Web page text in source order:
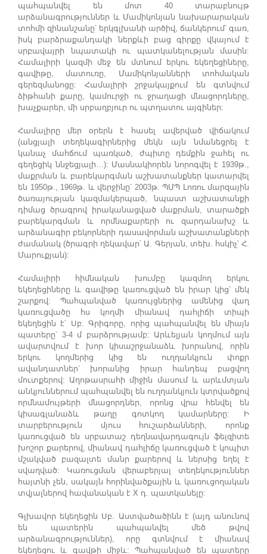
պահպանվել են մոտ 40 տարաբնույթ
արձանագրություններ և Մամիկոնյան նախարարական
տոհմի զինանշանը՝ երկգլխանի արծիվ, ճանկերում՝ գառ,
իսկ բարձրաքանդակի ներքևի բաց գիրքը վկայում է
սրբավայրի նպատակի ու պատկանելության մասին:
Համալիրի կազմի մեջ են մտնում երկու եկեղեցիները,
գավիթը, մատուռը, Մամիկոնյանների տոհմական
գերեզմանոցը: Համալիրի շրջակայքում են գտնվում
ձիթհանի քարը, կամուրջի ու ջրաղացի մնացորդները,
խաչքարեր, մի սրբաղբյուր ու պտղատու այգիներ:
Համալիրը մեր օրերն է հասել ավերված վիճակում
(անցյալի տեղեկագիրներից մեկն այն նմանեցրել է
կանաչ մահճում պառկած, ժպիտը դեմքին ջահել ու
գեղեցիկ ննջեցյալի…): Մասնակիորեն նորոգվել է 1939թ.,
մաքրման և բարեկարգման աշխատանքներ կատարվել
են 1950թ., 1969թ. և վերջինը՝ 2003թ. ՊՄՊ Լոռու մարզային
ծառայության կազմակերպած, նպաստ աշխատանքի
դիմաց ծրագրով իրականացված մաքրման, տարածքի
բարեկարգման և որմնաքարերի ու զարդանախշ և
արձանագիր բեկորների դասավորման աշխատանքների
ժամանակ (ծրագրի ղեկավար՝ Ա. Գերյան, տեխ. հսկիչ՝ Հ.
Մարուքյան):
Համալիրի հիմնական խումբը կազմող երկու
եկեղեցիները և գավիթը կառուցված են իրար կից՝ մեկ
շարքով: Պահպանված կառույցներից ամենից վաղ
կառուցվածը հս կողմի միանավ դահլիճի տիպի
եկեղեցին է՝ Սբ. Գրիգորը, որից պահպանվել են միայն
պատերը՝ 3-4 մ բարձրությամբ: Արևելյան կողմում այն
ավարտվում է խոր կիսաշրջանաձև խորանով, որին
երկու կողմերից կից են ուղղանկյուն փոքր
ավանդատներ՝ խորանից իրար հանդեպ բացվող
մուտքերով: Աղոթասրահի միջին մասում և արևմտյան
անկյուններում պահպանվել են ուղղանկյուն կտրվածքով
որմնամույթերի մնացորդներ, որոնց վրա հենվել են
կիսագլանաձև թաղը գոտկող կամարները: Ի
տարբերություն մյուս հուշարձանների, որոնք
կառուցված են սրբատաշ դեղնավարդագույն ֆելզիտե
խոշոր քարերով, միանավ դահլիճը կառուցված է կոպիտ
մշակված բազալտե մանր քարերով և ներսից եղել է
սվաղված: Կառուցման վերաբերյալ տեղեկություններ
հայտնի չեն, սակայն հորինվածքային և կառուցողական
տվյալներով հավանական է X դ. պատկանելը:
Գլխավոր եկեղեցին Սբ. Աստվածածինն է (այդ անունով
են պատերին պահպանվել մեծ թվով
արձանագրություններ), որը գտնվում է միանավ
եկեղեցու և գավթի միջև: Պահպանված են պատերը